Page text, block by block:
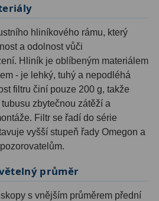
hliníkového rámu, který
a odolnost vůči
Hliník je oblíbeným materiálem
- je lehký, tuhý a nepodléhá
filtru činí pouze 200 g, takže
zbytečnou zátěží a
Filtr se řadí do série
vyšší stupeň řady Omegon a
průměr
s vnějším průměrem přední